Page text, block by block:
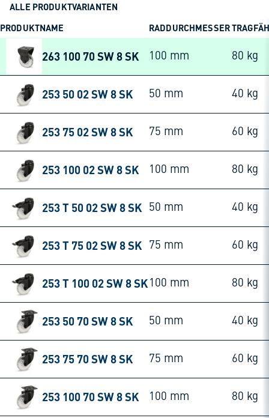
ALLE PRODUKTVARIANTEN
PRODUKTNAME
RADDURCHMESSER
263 100 70 SW 8 SK 100 mm 80 kg
253 50 02 SW 8 SK 50 mm 40 kg
253 75 02 SW 8 SK 75 mm 60 kg
253 100 02 SW 8 SK 100 mm 80 kg
253 T 50 02 SW 8 SK 50 mm 40 kg
253 T 75 02 SW 8 SK 75 mm 60 kg
253 T 100 02 SW 8 SK 100 mm 80 kg
253 50 70 SW 8 SK 50 mm 40 kg
253 75 70 SW 8 SK 75 mm 60 kg
253 100 70 SW 8 SK 100 mm 80 kg